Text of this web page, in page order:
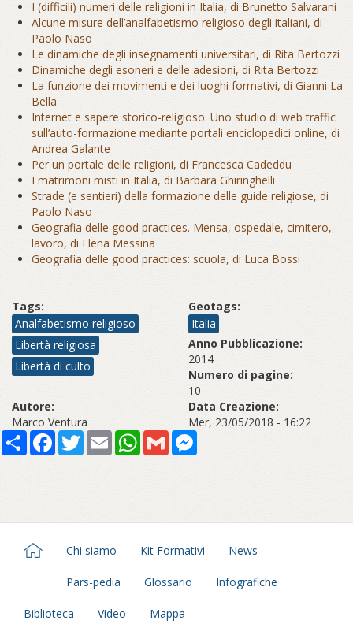
I (difficili) numeri delle religioni in Italia, di Brunetto Salvarani
Alcune misure dell’analfabetismo religioso degli italiani, di
Paolo Naso
Le dinamiche degli insegnamenti universitari, di Rita Bertozzi
Dinamiche degli esoneri e delle adesioni, di Rita Bertozzi
La funzione dei movimenti e dei luoghi formativi, di Gianni La
Bella
Internet e sapere storico-religioso. Uno studio di web traffic
sull’auto-formazione mediante portali enciclopedici online, di
Andrea Galante
Per un portale delle religioni, di Francesca Cadeddu
I matrimoni misti in Italia, di Barbara Ghiringhelli
Strade (e sentieri) della formazione delle guide religiose, di
Paolo Naso
Geografia delle good practices. Mensa, ospedale, cimitero,
lavoro, di Elena Messina
Geografia delle good practices: scuola, di Luca Bossi
Tags:
Analfabetismo religioso
Libertà religiosa
Libertà di culto
Geotags:
Italia
Anno Pubblicazione:
2014
Numero di pagine:
10
Autore:
Marco Ventura
Data Creazione:
Mer, 23/05/2018 - 16:22
Share Facebook
TwitterEmail WhatsApp
Gmail
Chi siamo Kit Formativi News
Pars-pedia Glossario Infografiche
Biblioteca Video Mappa